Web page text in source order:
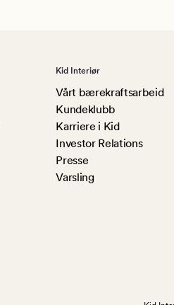
Kid Interiør
Vårt bærekraftsarbeid
Kundeklubb
Karriere i Kid
Investor Relations
Presse
Varsling